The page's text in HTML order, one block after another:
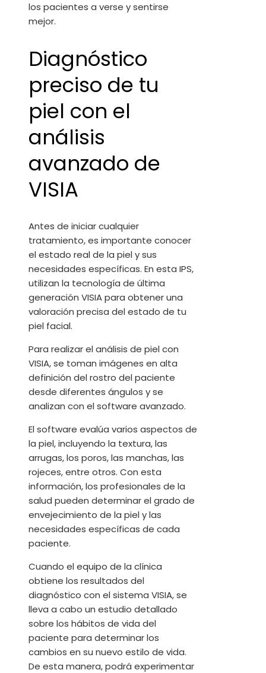
los pacientes a verse y sentirse
mejor.
Diagnóstico
preciso de tu
piel con el
análisis
avanzado de
VISIA
Antes de iniciar cualquier
tratamiento, es importante conocer
el estado real de la piel y sus
necesidades específicas. En esta IPS,
utilizan la tecnología de última
generación VISIA para obtener una
valoración precisa del estado de tu
piel facial.
Para realizar el análisis de piel con
VISIA, se toman imágenes en alta
definición del rostro del paciente
desde diferentes ángulos y se
analizan con el software avanzado.
El software evalúa varios aspectos de
la piel, incluyendo la textura, las
arrugas, los poros, las manchas, las
rojeces, entre otros. Con esta
información, los profesionales de la
salud pueden determinar el grado de
envejecimiento de la piel y las
necesidades específicas de cada
paciente.
Cuando el equipo de la clínica
obtiene los resultados del
diagnóstico con el sistema VISIA, se
lleva a cabo un estudio detallado
sobre los hábitos de vida del
paciente para determinar los
cambios en su nuevo estilo de vida.
De esta manera, podrá experimentar